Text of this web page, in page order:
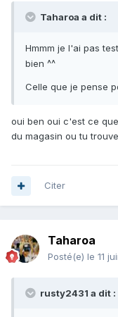
Taharoa a dit :
Hmmm je l'ai pas
bien ^^
Celle que je pense
oui ben oui c'est ce
du magasin ou tu
Citer
Taharoa
Posté(e) le 11
rusty2431 a dit :